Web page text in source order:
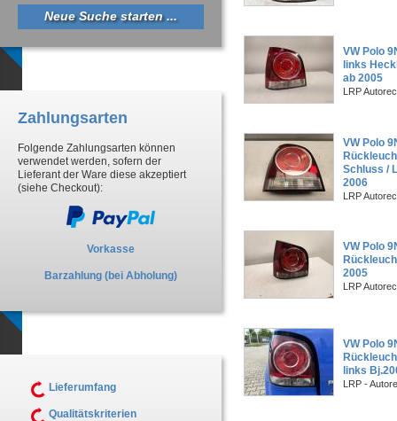
VW Polo
links
ab 2005
LRP
VW Polo
Schluss /
2006
LRP
VW Polo
2005
LRP
VW Polo
links
LRP -
Neue Suche starten ...
Zahlungsarten
Folgende Zahlungsarten können
verwendet werden, sofern der
Lieferant der Ware diese akzeptiert
(siehe Checkout):
Vorkasse
Barzahlung (bei Abholung)
Lieferumfang
Qualitätskriterien